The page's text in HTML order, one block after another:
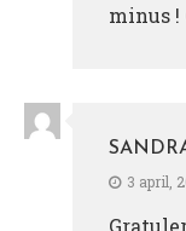
minus !
3 april,